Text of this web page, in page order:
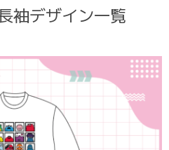
袖デザイン一覧